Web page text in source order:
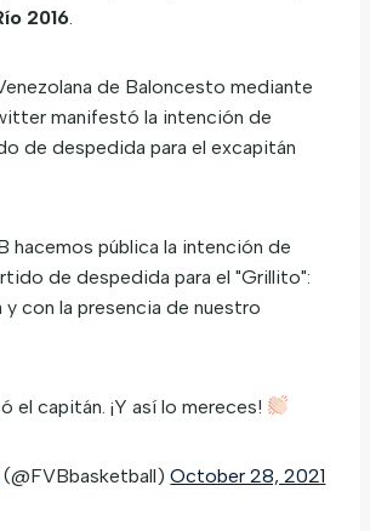
2016
de Baloncesto mediante
manifestó la intención de
de despedida para el excapitán
hacemos pública la intención de
de despedida para el "Grillito":
y con la presencia de nuestro
el capitán. ¡Y así lo mereces!
(@FVBbasketball)October 28, 2021